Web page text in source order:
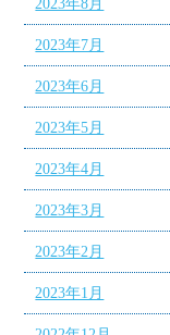
2023年8月
2023年7月
2023年6月
2023年5月
2023年4月
2023年3月
2023年2月
2023年1月